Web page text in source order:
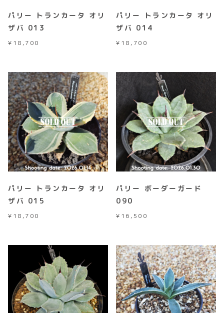
パリー トランカータ オリ
ザバ 013
¥ 18,700
パリー トランカータ オリ
ザバ 014
¥ 18,700
パリー トランカータ オリ
ザバ 015
¥ 18,700
パリー ボーダーガード
090
¥ 16,500